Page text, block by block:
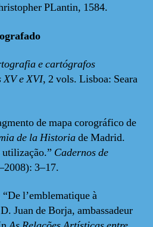
PLantin, 1584.
e cartógrafos
XV e XVI, 2 vols. Lisboa: Seara
de mapa corográfico de
de la Historiade Madrid.
utilização.” Cadernos de
3–17.
l’emblematique à
Juan de Borja, ambassadeur